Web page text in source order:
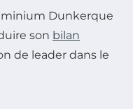
Dunkerque
son bilan
de leader dans le